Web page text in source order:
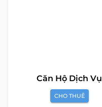
Căn Hộ Dịch Vụ
CHO THUÊ